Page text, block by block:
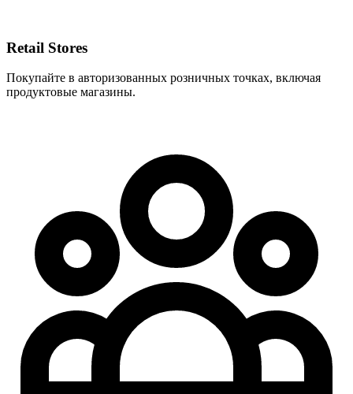
Retail Stores
Покупайте в авторизованных розничных точках, включая
продуктовые магазины.